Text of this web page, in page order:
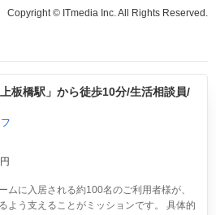
Copyright © ITmedia Inc. All Rights Reserved.
板橋駅」から徒歩10分/生活相談員/
ムに入居される約100名のご利用者様が、
よう支えることがミッションです。 具体的